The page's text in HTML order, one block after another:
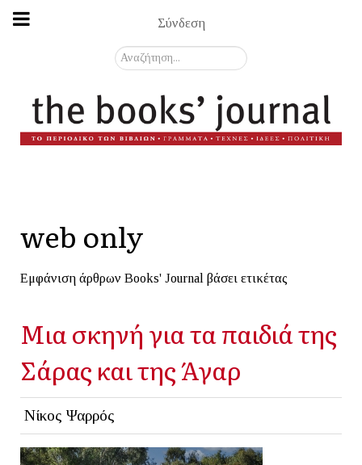
Σύνδεση
Αναζήτηση...
web only
Εμφάνιση άρθρων Books' Journal βάσει ετικέτας
Μια σκηνή για τα παιδιά της
Σάρας και της Άγαρ
Νίκος Ψαρρός